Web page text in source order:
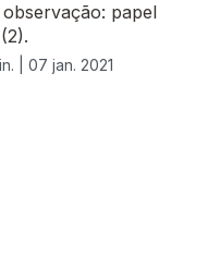
papel
| 07 jan. 2021